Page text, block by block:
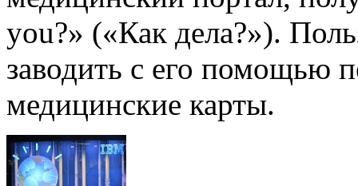
you?» («Как дела?»).
заводить с его помощью
медицинские карты.